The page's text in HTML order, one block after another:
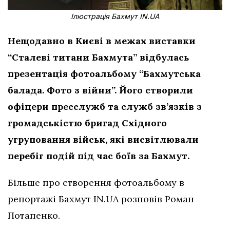
Ілюстрація Бахмут IN.UA
Нещодавно в Києві в межах виставки
“Сталеві титани Бахмута” відбулась
презентація фотоальбому “Бахмутська
балада. Фото з війни”. Його створили
офіцери пресслужб та служб зв’язків з
громадськістю бригад Східного
угруповання військ, які висвітлювали
перебіг подій під час боїв за Бахмут.
Більше про створення фотоальбому в
репортажі Бахмут IN.UA розповів Роман
Потапенко.